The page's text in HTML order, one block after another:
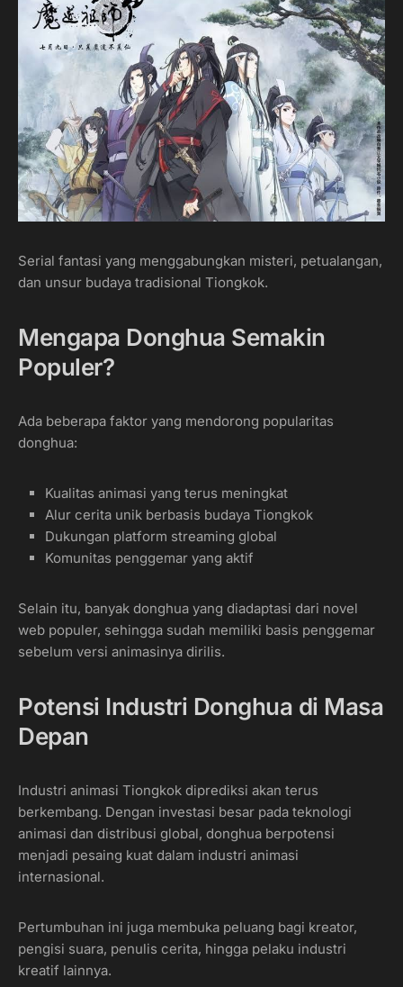
Serial fantasi yang menggabungkan misteri, petualangan,
dan unsur budaya tradisional Tiongkok.
Mengapa Donghua Semakin
Populer?
Ada beberapa faktor yang mendorong popularitas
donghua:
Kualitas animasi yang terus meningkat
Alur cerita unik berbasis budaya Tiongkok
Dukungan platform streaming global
Komunitas penggemar yang aktif
Selain itu, banyak donghua yang diadaptasi dari novel
web populer, sehingga sudah memiliki basis penggemar
sebelum versi animasinya dirilis.
Potensi Industri Donghua di Masa
Depan
Industri animasi Tiongkok diprediksi akan terus
berkembang. Dengan investasi besar pada teknologi
animasi dan distribusi global, donghua berpotensi
menjadi pesaing kuat dalam industri animasi
internasional.
Pertumbuhan ini juga membuka peluang bagi kreator,
pengisi suara, penulis cerita, hingga pelaku industri
kreatif lainnya.